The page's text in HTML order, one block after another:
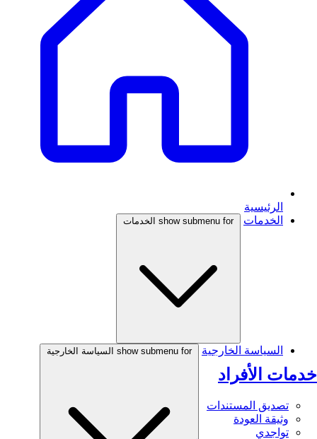
الرئيسية
الخدمات
show submenu for الخدمات
خدمات الأفراد
تصديق المستندات
وثيقة العودة
تواجدي
السياسة الخارجية show submenu for السياسة الخارجية